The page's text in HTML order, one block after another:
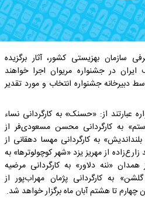
سازمان بهزیستی کشور، آثار برگزیده‌
در جشنواره مریوان اجرا خواهند
دبیرخانه جشنواره انتخاب و مورد تقدیر
عبارتند از: «حسنک» به کارگردانی نساء
به کارگردانی محسن مسعودی‌فر از
به کارگردانی مهسا دهقانی از
از مهریز یزد «شهر کوچولوترها» به
«ننه دلاور» به کارگردانی مرضیه
به کارگردانی پژمان مهراب‌پور از
چهارم تا هشتم آبان ماه برگزار خواهد شد.